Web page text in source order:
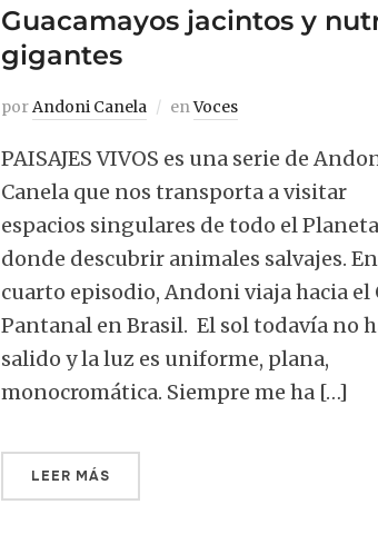
Guacamayos jacintos y
gigantes
porAndoni Canela enVoces
PAISAJES VIVOS es una serie de
Canela que nos transporta a visitar
espacios singulares de todo el Planeta
donde descubrir animales salvajes.
cuarto episodio, Andoni viaja hacia el
Pantanal en Brasil. El sol todavía no
salido y la luz es uniforme, plana,
monocromática. Siempre me ha […]
LEER MÁS